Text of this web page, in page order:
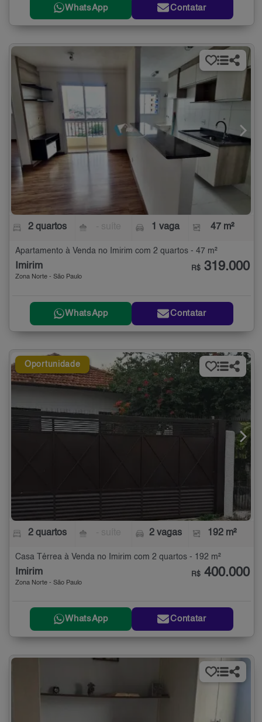
WhatsApp Contatar
2 quartos 1 vaga 47 m²
Apartamento à Venda no Imirim com 2 quartos - 47 m²
Imirim
Zona Norte - São Paulo
R$ 319.000
WhatsApp Contatar
Oportunidade
2 quartos 2 vagas 192 m²
Casa Térrea à Venda no Imirim com 2 quartos - 192 m²
Imirim
Zona Norte - São Paulo
R$ 400.000
WhatsApp Contatar